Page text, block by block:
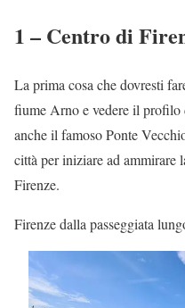
1 – Centro di
La prima cosa che dovresti
fiume Arno e vedere il profilo
anche il famoso Ponte
città per iniziare ad ammirare
Firenze.
Firenze dalla passeggiata